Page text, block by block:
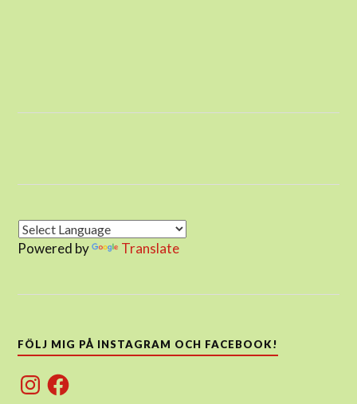
Powered by Translate
FÖLJ MIG PÅ INSTAGRAM OCH FACEBOOK!
InstagramFacebook